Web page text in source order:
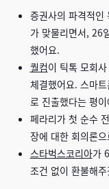
증권사의 파격적인
가 맞물리면서, 26
했어요.
퀄컴이 틱톡 모회
체결했어요. 스마
로 진출했다는 평
페라리가 첫 순수
장에 대한 회의론
스타벅스코리아가
조건 없이 환불해